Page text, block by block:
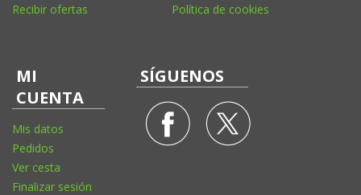
Recibir ofertas
Política de cookies
MI
CUENTA
Mis datos
Pedidos
Ver cesta
Finalizar sesión
SÍGUENOS